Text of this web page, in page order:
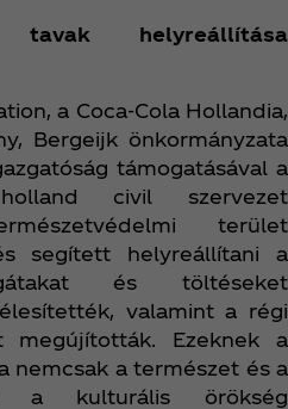
helyreállítása
a Coca‑Cola Hollandia,
Bergeijk önkormányzata
támogatásával a
holland civil szervezet
terület
segített helyreállítani a
és töltéseket
valamint a régi
megújították. Ezeknek a
nemcsak a természet és a
a kulturális örökség